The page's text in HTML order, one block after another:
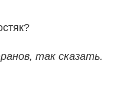
так сказать.